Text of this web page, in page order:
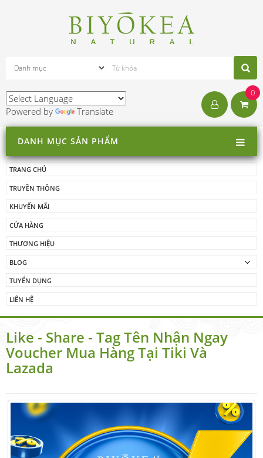
Powered by Translate
0
DANH MỤC SẢN PHẨM
TRANG CHỦ
TRUYỀN THÔNG
KHUYẾN MÃI
CỬA HÀNG
THƯƠNG HIỆU
BLOG
TUYỂN DỤNG
LIÊN HỆ
Like - Share - Tag Tên Nhận Ngay
Voucher Mua Hàng Tại Tiki Và
Lazada